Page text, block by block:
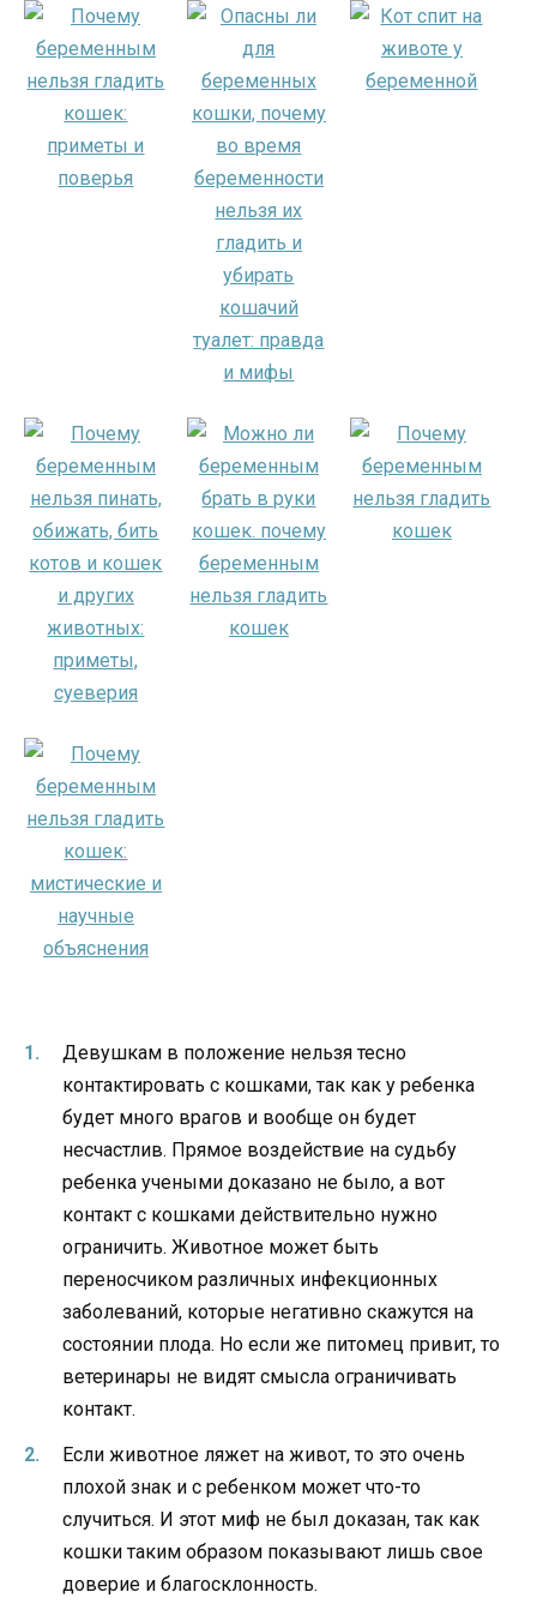
Девушкам в положение нельзя тесно
контактировать с кошками, так как у ребенка
будет много врагов и вообще он будет
несчастлив. Прямое воздействие на судьбу
ребенка учеными доказано не было, а вот
контакт с кошками действительно нужно
ограничить. Животное может быть
переносчиком различных инфекционных
заболеваний, которые негативно скажутся на
состоянии плода. Но если же питомец привит, то
ветеринары не видят смысла ограничивать
контакт.
Если животное ляжет на живот, то это очень
плохой знак и с ребенком может что-то
случиться. И этот миф не был доказан, так как
кошки таким образом показывают лишь свое
доверие и благосклонность.